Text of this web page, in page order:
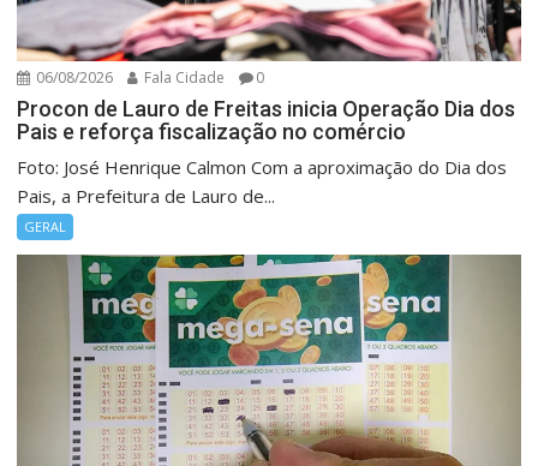
06/08/2026 Fala Cidade 0
Procon de Lauro de Freitas inicia Operação Dia dos
Pais e reforça fiscalização no comércio
Foto: José Henrique Calmon Com a aproximação do Dia dos
Pais, a Prefeitura de Lauro de...
GERAL